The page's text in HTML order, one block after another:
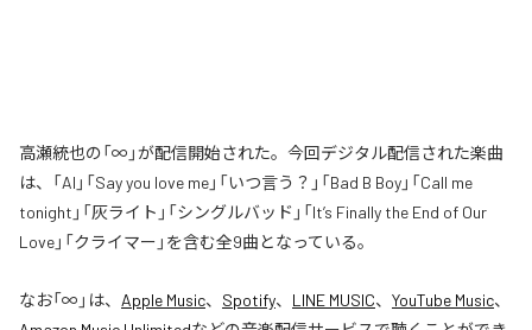
高瀬統也の「∞」が配信開始された。今回デジタル配信された楽曲
は、「AI」「Say you love me」「いつ言う？」「Bad B Boy」「Call me
tonight」「灰ライト」「シングルバッド」「It’s Finally the End of Our
Love」「クライマー」を含む全9曲となっている。
なお「∞ 」は、 Apple Music、 Spotify、 LINE MUSIC、 YouTube Music、